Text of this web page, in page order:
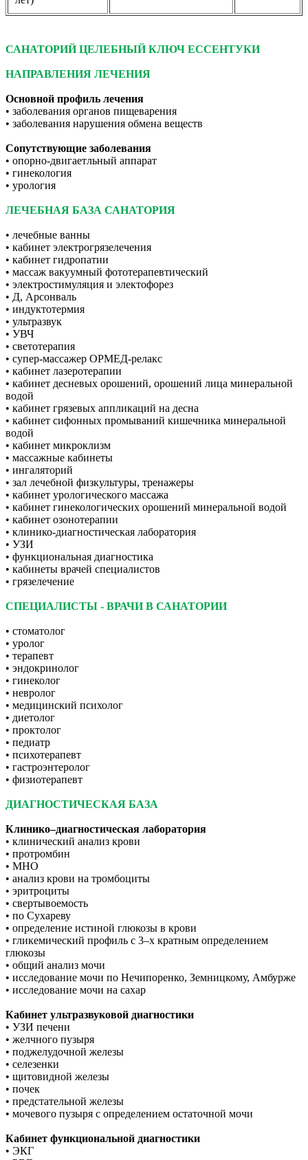
САНАТОРИЙ ЦЕЛЕБНЫЙ КЛЮЧ ЕССЕНТУКИ
НАПРАВЛЕНИЯ ЛЕЧЕНИЯ
Основной профиль лечения
• заболевания органов пищеварения
• заболевания нарушения обмена веществ
Сопутствующие заболевания
• опорно-двигаетльный аппарат
• гинекология
• урология
ЛЕЧЕБНАЯ БАЗА САНАТОРИЯ
• лечебные ванны
• кабинет электрогрязелечения
• кабинет гидропатии
• массаж вакуумный фототерапевтический
• электростимуляция и электофорез
• Д, Арсонваль
• индуктотермия
• ультразвук
• УВЧ
• светотерапия
• супер-массажер ОРМЕД-релакс
• кабинет лазеротерапии
• кабинет десневых орошений, орошений лица минеральной
водой
• кабинет грязевых аппликаций на десна
• кабинет сифонных промываний кишечника минеральной
водой
• кабинет микроклизм
• массажные кабинеты
• ингаляторий
• зал лечебной физкультуры, тренажеры
• кабинет урологического массажа
• кабинет гинекологических орошений минеральной водой
• кабинет озонотерапии
• клинико-диагностическая лаборатория
• УЗИ
• функциональная диагностика
• кабинеты врачей специалистов
• грязелечение
СПЕЦИАЛИСТЫ - ВРАЧИ В САНАТОРИИ
• стоматолог
• уролог
• терапевт
• эндокринолог
• гинеколог
• невролог
• медицинский психолог
• диетолог
• проктолог
• педиатр
• психотерапевт
• гастроэнтеролог
• физиотерапевт
ДИАГНОСТИЧЕСКАЯ БАЗА
Клинико–диагностическая лаборатория
• клинический анализ крови
• протромбин
• МНО
• анализ крови на тромбоциты
• эритроциты
• свертывоемость
• по Сухареву
• определение истиной глюкозы в крови
• гликемический профиль с 3–х кратным определением
глюкозы
• общий анализ мочи
• исследование мочи по Нечипоренко, Земницкому, Амбурже
• исследование мочи на сахар
Кабинет ультразвуковой диагностики
• УЗИ печени
• желчного пузыря
• поджелудочной железы
• селезенки
• щитовидной железы
• почек
• предстательной железы
• мочевого пузыря с определением остаточной мочи
Кабинет функциональной диагностики
• ЭКГ